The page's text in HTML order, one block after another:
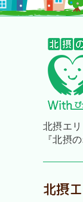
北摂エ
『北摂
北摂